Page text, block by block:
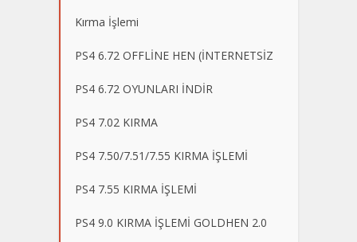
Kırma İşlemi
PS4 6.72 OFFLİNE HEN (İNTERNETSİZ
PS4 6.72 OYUNLARI İNDİR
PS4 7.02 KIRMA
PS4 7.50/7.51/7.55 KIRMA İŞLEMİ
PS4 7.55 KIRMA İŞLEMİ
PS4 9.0 KIRMA İŞLEMİ GOLDHEN 2.0